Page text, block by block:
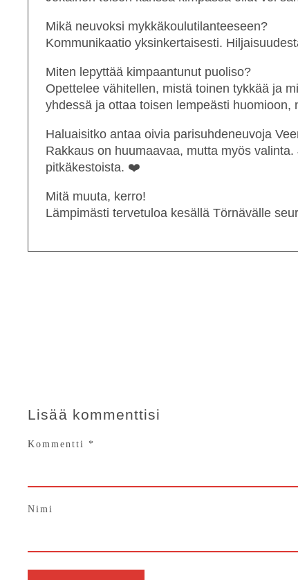
Mikä neuvoksi mykkäkoulutilanteeseen?
Kommunikaatio yksinkertaisesti.
Miten lepyttää kimpaantunut puoliso?
Opettelee vähitellen, mistä toinen tykkää ja
yhdessä ja ottaa toisen lempeästi huomioon,
Haluaisitko antaa oivia parisuhdeneuvoja
Rakkaus on huumaavaa, mutta myös
pitkäkestoista. ❤️
Mitä muuta, kerro!
Lämpimästi tervetuloa kesällä Törnävälle
Lisää kommenttisi
Kommentti *
Nimi